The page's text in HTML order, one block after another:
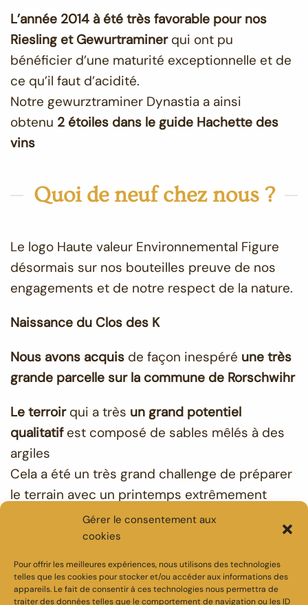
Gérer le consentement aux
cookies
Pour offrir les meilleures expériences, nous utilisons des technologies
telles que les cookies pour stocker et/ou accéder aux informations des
appareils. Le fait de consentir à ces technologies nous permettra de
traiter des données telles que le comportement de navigation ou les ID
L’année 2014 à été très favorable pour nos
Riesling et Gewurtraminerqui ont pu
bénéficier d’une maturité exceptionnelle et de
ce qu’il faut d’acidité.
Notre gewurztraminer Dynastia a ainsi
obtenu 2 étoiles dans le guide Hachette des
vins
Quoi de neuf chez nous ?
Le logo Haute valeur Environnemental Figure
désormais sur nos bouteilles preuve de nos
engagements et de notre respect de la nature.
Naissance du Clos des K
Nous avons acquis de façon inespéré une très
grande parcelle sur la commune de Rorschwihr
Le terroirqui a très un grand potentiel
qualitatifest composé de sables mêlés à des
argiles
Cela a été un très grand challenge de préparer
le terrain avec un printemps extrêmement
le beau temps est enfin réapparu. Le choix des
cépages s’est porté surle Pinot Gris et un peu